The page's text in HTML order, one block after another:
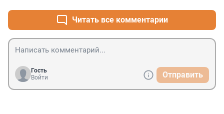
Читать все комментарии
Гость
Войти
Отправить